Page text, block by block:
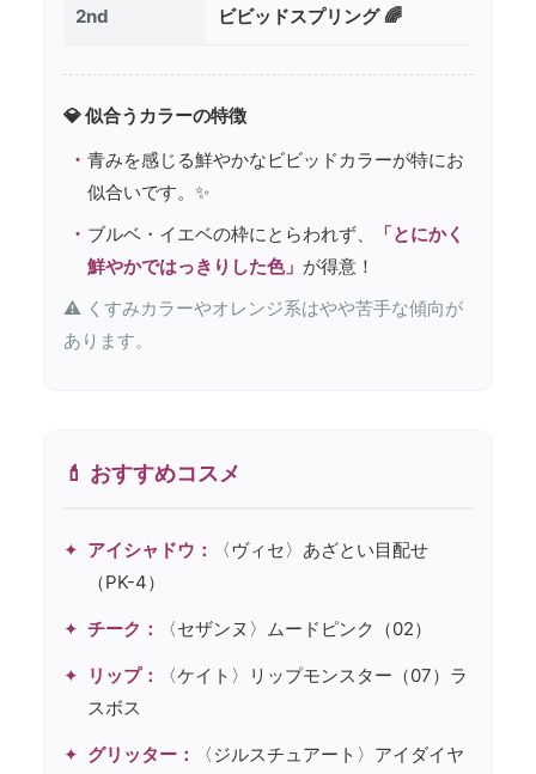
2nd ビビッドスプリング 🌈
💎 似合うカラーの特徴
青みを感じる鮮やかなビビッドカラーが特にお
似合いです。✨
ブルベ・イエベの枠にとらわれず、
「とにかく
鮮やかではっきりした色」 が得意！
⚠️ くすみカラーやオレンジ系はやや苦手な傾向が
あります。
💄 おすすめコスメ
アイシャドウ：
〈ヴィセ〉あざとい目配せ
（PK-4）
チーク： 〈セザンヌ〉ムードピンク（02）
リップ：
〈ケイト〉リップモンスター（07）ラ
スボス
グリッター：
〈ジルスチュアート〉アイダイヤ